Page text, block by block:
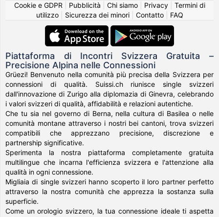
Cookie e GDPR
Pubblicità Chi siamo| Privacy| Termini di
utilizzo| Sicurezza dei minori| Contatto| FAQ
Piattaforma di Incontri Svizzera Gratuita –
Precisione Alpina nelle Connessioni
Grüezi! Benvenuto nella comunità più precisa della Svizzera per
connessioni di qualità. Suissi.ch riunisce single svizzeri
dall'innovazione di Zurigo alla diplomazia di Ginevra, celebrando
i valori svizzeri di qualità, affidabilità e relazioni autentiche.
Che tu sia nel governo di Berna, nella cultura di Basilea o nelle
comunità montane attraverso i nostri bei cantoni, trova svizzeri
compatibili che apprezzano precisione, discrezione e
partnership significative.
Sperimenta la nostra piattaforma completamente gratuita
multilingue che incarna l'efficienza svizzera e l'attenzione alla
qualità in ogni connessione.
Migliaia di single svizzeri hanno scoperto il loro partner perfetto
attraverso la nostra comunità che apprezza la sostanza sulla
superficie.
Come un orologio svizzero, la tua connessione ideale ti aspetta